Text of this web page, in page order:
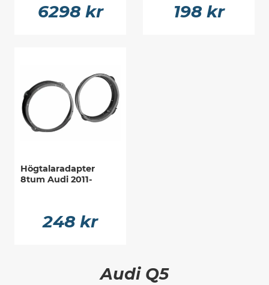
6298 kr 198 kr
Högtalaradapter
8tum Audi 2011-
248 kr
Audi Q5